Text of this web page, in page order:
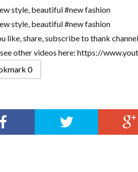
style, beautiful #new fashion
style, beautiful #new fashion
like, share, subscribe to thank
see other videos here: https://
0